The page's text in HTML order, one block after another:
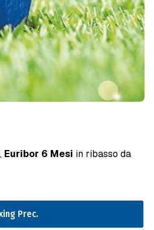
Euribor 6 Mesi in ribasso da
Prec.